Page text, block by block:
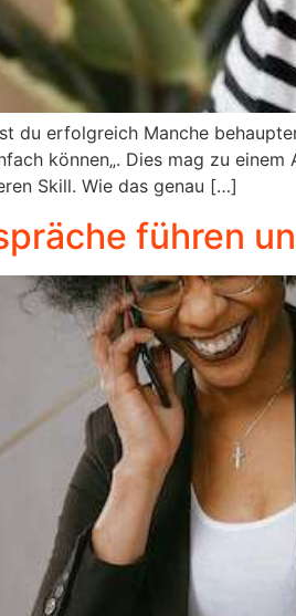
du erfolgreich Manche
können„. Dies mag zu
Skill. Wie das genau […]
führen